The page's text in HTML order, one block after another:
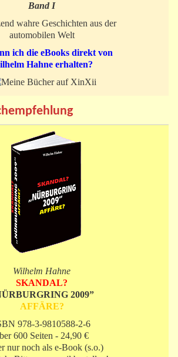
Band I
wahre Geschichten aus der
automobilen Welt
ich die eBooks direkt von
Hahne erhalten?
Wilhelm Hahne
SKANDAL?
2009”
AFFÄRE?
978-3-9810588-2-6
600 Seiten - 24,90 €
nur noch als e-Book (s.o.)